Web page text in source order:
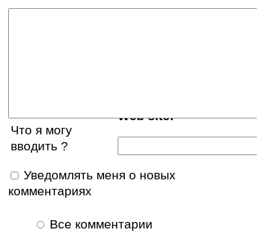
Web site:
Что я могу
вводить ?
Уведомлять меня о новых
комментариях
Все комментарии